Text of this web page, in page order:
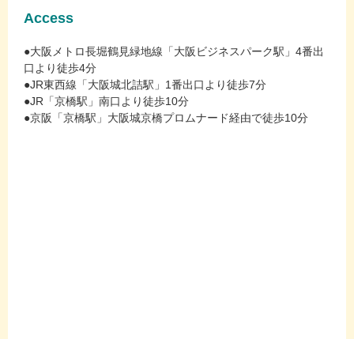
Access
●大阪メトロ長堀鶴見緑地線「大阪ビジネスパーク駅」4番出
口より徒歩4分
●JR東西線「大阪城北詰駅」1番出口より徒歩7分
●JR「京橋駅」南口より徒歩10分
●京阪「京橋駅」大阪城京橋プロムナード経由で徒歩10分